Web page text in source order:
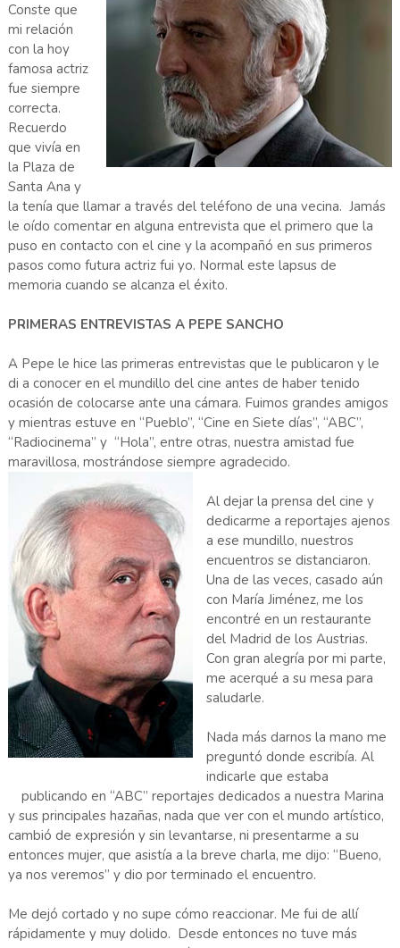
Conste que
mi relación
con la hoy
famosa actriz
fue siempre
correcta.
Recuerdo
que vivía en
la Plaza de
Santa Ana y
la tenía que llamar a través del teléfono de una vecina. Jamás
le oído comentar en alguna entrevista que el primero que la
puso en contacto con el cine y la acompañó en sus primeros
pasos como futura actriz fui yo. Normal este lapsus de
memoria cuando se alcanza el éxito.
PRIMERAS ENTREVISTAS A PEPE SANCHO
A Pepe le hice las primeras entrevistas que le publicaron y le
di a conocer en el mundillo del cine antes de haber tenido
ocasión de colocarse ante una cámara. Fuimos grandes amigos
y mientras estuve en “Pueblo”, “Cine en Siete días”, “ABC”,
“Radiocinema” y “Hola”, entre otras, nuestra amistad fue
maravillosa, mostrándose siempre agradecido.
Al dejar la prensa del cine y
dedicarme a reportajes ajenos
a ese mundillo, nuestros
encuentros se distanciaron.
Una de las veces, casado aún
con María Jiménez, me los
encontré en un restaurante
del Madrid de los Austrias.
Con gran alegría por mi parte,
me acerqué a su mesa para
saludarle.
Nada más darnos la mano me
preguntó donde escribía. Al
indicarle que estaba
publicando en “ABC” reportajes dedicados a nuestra Marina
y sus principales hazañas, nada que ver con el mundo artístico,
cambió de expresión y sin levantarse, ni presentarme a su
entonces mujer, que asistía a la breve charla, me dijo: “Bueno,
ya nos veremos” y dio por terminado el encuentro.
Me dejó cortado y no supe cómo reaccionar. Me fui de allí
rápidamente y muy dolido. Desde entonces no tuve más